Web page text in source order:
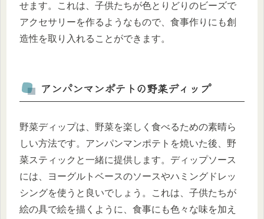
せます。これは、子供たちが色とりどりのビーズで
アクセサリーを作るようなもので、食事作りにも創
造性を取り入れることができます。
アンパンマンポテトの野菜ディップ
野菜ディップは、野菜を楽しく食べるための素晴ら
しい方法です。アンパンマンポテトを焼いた後、野
菜スティックと一緒に提供します。ディップソース
には、ヨーグルトベースのソースやハミングドレッ
シングを使うと良いでしょう。これは、子供たちが
絵の具で絵を描くように、食事にも色々な味を加え